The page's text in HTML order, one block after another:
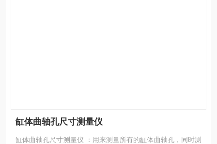
缸体曲轴孔尺寸测量仪
缸体曲轴孔尺寸测量仪 ：用来测量所有的缸体曲轴孔，同时测